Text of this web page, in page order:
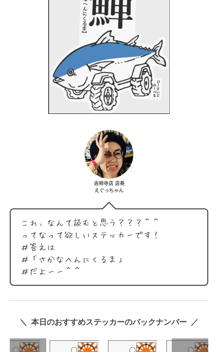
吉祥寺店 店長
えぐっちゃん
これ、なんて読むと思う？？？＾＾
ってなって欲しいステッカーです！
＃答えは
＃「さかなへんにくるま」
＃だよーー＾＾
＼ 本日のおすすめステッカーのバックナンバー ／